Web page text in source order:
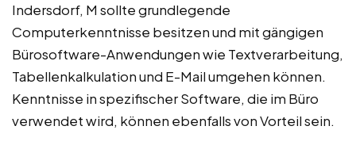
Indersdorf, M sollte grundlegende
Computerkenntnisse besitzen und mit gängigen
Bürosoftware-Anwendungen wie Textverarbeitung,
Tabellenkalkulation und E-Mail umgehen können.
Kenntnisse in spezifischer Software, die im Büro
verwendet wird, können ebenfalls von Vorteil sein.